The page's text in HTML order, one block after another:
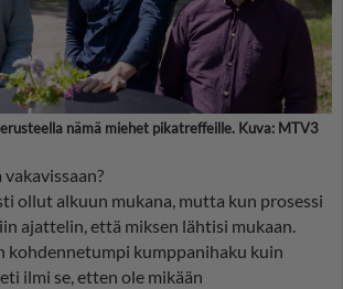
nämä miehet pikatreffeille. Kuva: MTV3
ollut alkuun mukana, mutta kun prosessi
ajattelin, että miksen lähtisi mukaan.
kohdennetumpi kumppanihaku kuin
ilmi se, etten ole mikään